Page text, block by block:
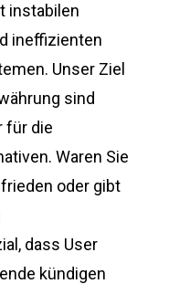
instabilen
ineffizienten
Unser Ziel
sind
für die
Waren Sie
oder gibt
dass User
kündigen